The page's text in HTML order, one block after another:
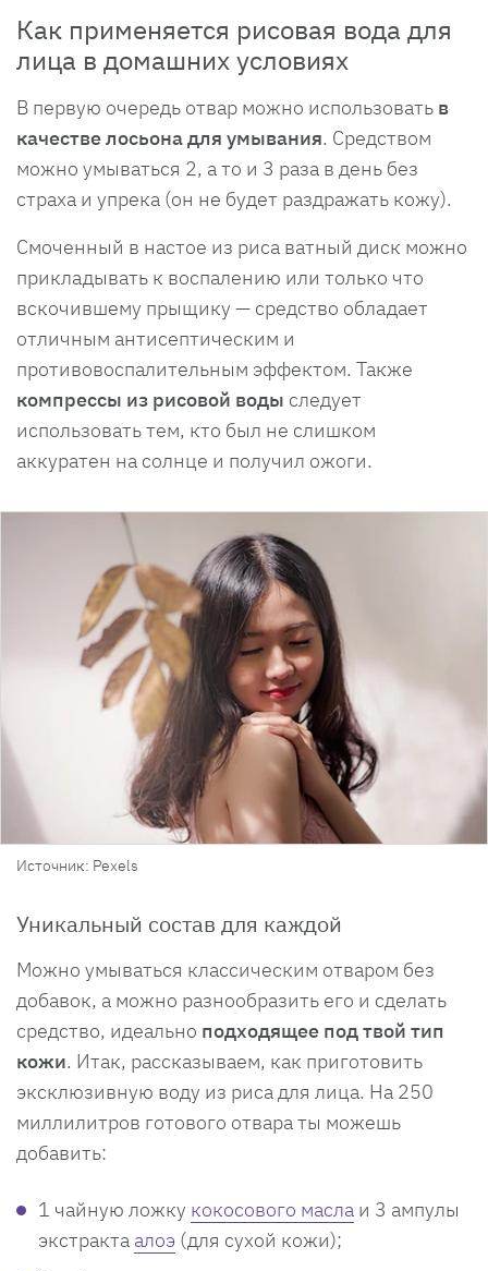
Как применяется рисовая вода для
лица в домашних условиях
В первую очередь отвар можно использовать в
качестве лосьона для умывания. Средством
можно умываться 2, а то и 3 раза в день без
страха и упрека (он не будет раздражать кожу).
Смоченный в настое из риса ватный диск можно
прикладывать к воспалению или только что
вскочившему прыщику — средство обладает
отличным антисептическим и
противовоспалительным эффектом. Также
компрессы из рисовой воды следует
использовать тем, кто был не слишком
аккуратен на солнце и получил ожоги.
Источник: Pexels
Уникальный состав для каждой
Можно умываться классическим отваром без
добавок, а можно разнообразить его и сделать
средство, идеально подходящее под твой тип
кожи. Итак, рассказываем, как приготовить
эксклюзивную воду из риса для лица. На 250
миллилитров готового отвара ты можешь
добавить:
1 чайную ложку кокосового масла и 3 ампулы
экстракта алоэ (для сухой кожи);